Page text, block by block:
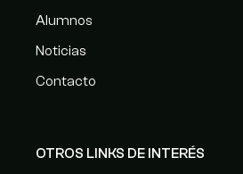
Alumnos
Noticias
Contacto
OTROS LINKS DE INTERÉS